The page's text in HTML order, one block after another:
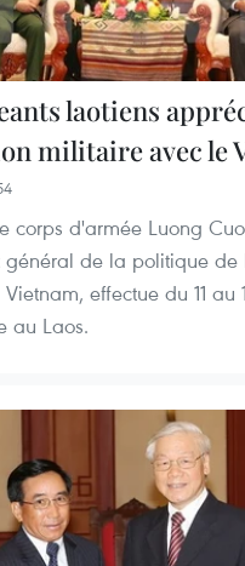
laotiens
militaire avec le
corps d'armée Luong
général de la politique de
effectue du 11 au
au Laos.